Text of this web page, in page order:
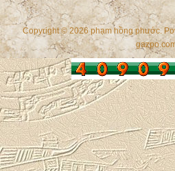
Copyright © 2026 phạm hồng phước.